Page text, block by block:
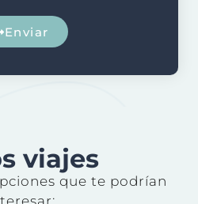
Enviar
viajes
que te podrían